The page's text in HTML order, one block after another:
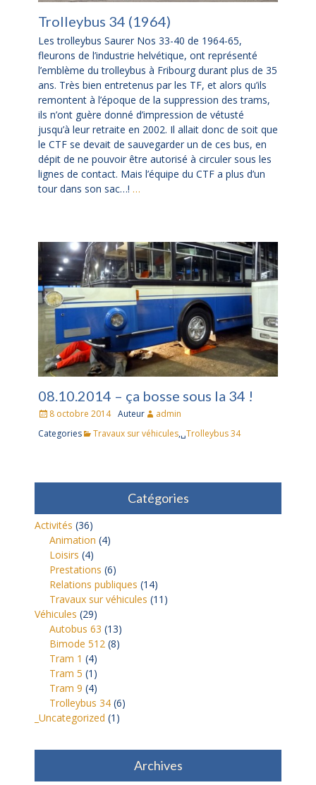
Trolleybus 34 (1964)
Les trolleybus Saurer Nos 33-40 de 1964-65,
fleurons de l’industrie helvétique, ont représenté
l’emblème du trolleybus à Fribourg durant plus de 35
ans. Très bien entretenus par les TF, et alors qu’ils
remontent à l’époque de la suppression des trams,
ils n’ont guère donné d’impression de vétusté
jusqu’à leur retraite en 2002. Il allait donc de soit que
le CTF se devait de sauvegarder un de ces bus, en
dépit de ne pouvoir être autorisé à circuler sous les
lignes de contact. Mais l’équipe du CTF a plus d’un
tour dans son sac…! …
08.10.2014 – ça bosse sous la 34 !
Posté8 octobre 2014 Auteur
admin
Categories
Travaux sur véhicules,␣Trolleybus 34
Catégories
Activités (36)
Animation (4)
Loisirs (4)
Prestations (6)
Relations publiques (14)
Travaux sur véhicules (11)
Véhicules (29)
Autobus 63 (13)
Bimode 512 (8)
Tram 1 (4)
Tram 5 (1)
Tram 9 (4)
Trolleybus 34 (6)
_Uncategorized (1)
Archives